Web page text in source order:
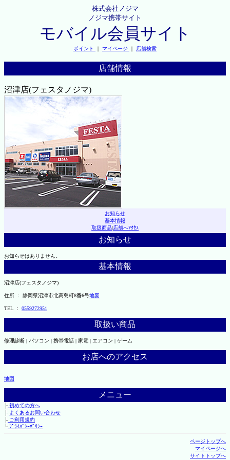
株式会社ノジマ
ノジマ携帯サイト
モバイル会員サイト
ポイント ｜ マイページ ｜ 店舗検索
店舗情報
沼津店(フェスタノジマ)
お知らせ
基本情報
取扱商品|店舗へｱｸｾｽ
お知らせ
お知らせはありません。
基本情報
沼津店(フェスタノジマ)
住所 ： 静岡県沼津市北高島町8番6号地図
TEL ： 0559272951
取扱い商品
修理診断 | パソコン | 携帯電話 | 家電 | エアコン | ゲーム
お店へのアクセス
地図
メニュー
├初めての方へ
├ よくあるお問い合わせ
├ご利用規約
└ﾌﾟﾗｲﾊﾞｼｰﾎﾟﾘｼｰ
ページトップへ
マイページへ
サイトトップへ